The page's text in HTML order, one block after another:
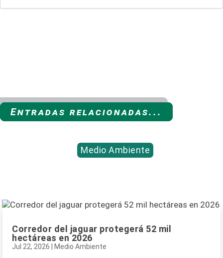
Entradas relacionadas...
Medio Ambiente
Corredor del jaguar protegerá 52 mil
hectáreas en 2026
Jul 22, 2026 Medio Ambiente